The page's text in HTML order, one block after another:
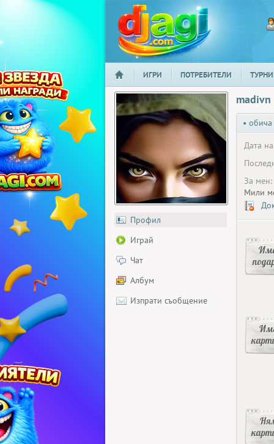
djagi.com
НАЧАЛО
ИГРИ ПОТРЕБИТЕЛИ
Профил
Играй
Чат
Албум
Изпрати съобщение
madivn
•
Дата
За мен:
Мили